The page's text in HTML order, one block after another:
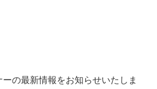
の最新情報をお知らせいたしま